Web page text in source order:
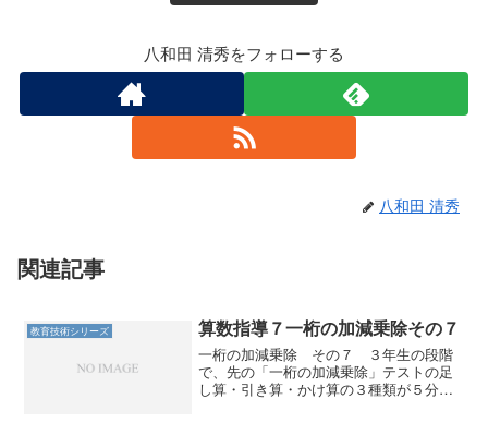
八和田 清秀をフォローする
八和田 清秀
関連記事
教育技術シリーズ 算数指導７一桁の加減乗除その７
一桁の加減乗除 その７ ３年生の段階
で、先の「一桁の加減乗除」テストの足
し算・引き算・かけ算の３種類が５分で